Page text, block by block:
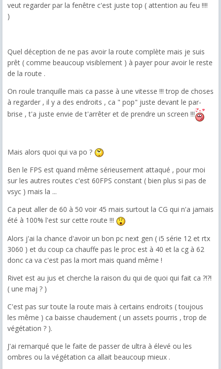
veut regarder par la fenêtre c'est juste top ( attention au feu !!!!
)
Quel déception de ne pas avoir la route complète mais je suis
prêt ( comme beaucoup visiblement ) à payer pour avoir le reste
de la route .
On roule tranquille mais ca passe à une vitesse !!! trop de choses
à regarder , il y a des endroits , ca " pop" juste devant le par-
brise , t'a juste envie de t'arrêter et de prendre un screen !!!
Mais alors quoi qui va po ?
Ben le FPS est quand même sérieusement attaqué , pour moi
sur les autres routes c'est 60FPS constant ( bien plus si pas de
vsyc ) mais la ...
Ca peut aller de 60 à 50 voir 45 mais surtout la CG qui n'a jamais
été à 100% l'est sur cette route !!!
Alors j'ai la chance d'avoir un bon pc next gen ( i5 série 12 et rtx
3060 ) et du coup ca chauffe pas le proc est à 40 et la cg à 62
donc ca va c'est pas la mort mais quand même !
Rivet est au jus et cherche la raison du qui de quoi qui fait ca ?!?!
( une maj ? )
C'est pas sur toute la route mais à certains endroits ( toujous
les même ) ca baisse chaudement ( un assets pourris , trop de
végétation ? ).
J'ai remarqué que le faite de passer de ultra à élevé ou les
ombres ou la végétation ca allait beaucoup mieux .